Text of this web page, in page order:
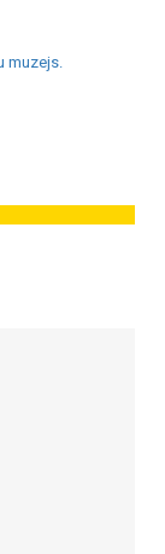
muzejs.